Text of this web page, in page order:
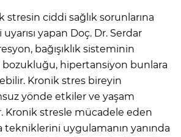
stresin ciddi sağlık sorunlarına
yapan Doç. Dr. Serdar
bağışıklık sisteminin
bozukluğu, hipertansiyon bunlara
Kronik stres bireyin
yönde etkiler ve yaşam
Kronik stresle mücadele eden
tekniklerini uygulamanın yanında